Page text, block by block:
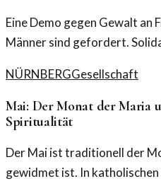
Eine Demo gegen Gewalt an
Männer sind gefordert.
NÜRNBERGGesellschaft
Mai: Der Monat der Maria
Spiritualität
Der Mai ist traditionell der
gewidmet ist. In